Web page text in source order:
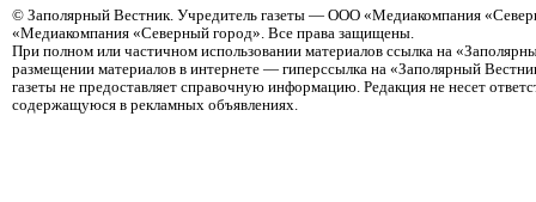
© Заполярный Вестник. Учредитель газеты — ООО «Медиакомпания
«Медиакомпания «Северный город». Все права защищены.
При полном или частичном использовании материалов ссылка на
размещении материалов в интернете — гиперссылка на «Заполярный
газеты не предоставляет справочную информацию. Редакция не несет
содержащуюся в рекламных объявлениях.